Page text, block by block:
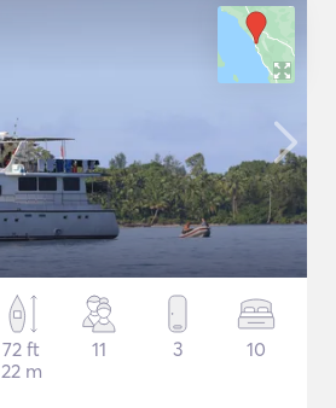
72 ft
22 m
11 3 10